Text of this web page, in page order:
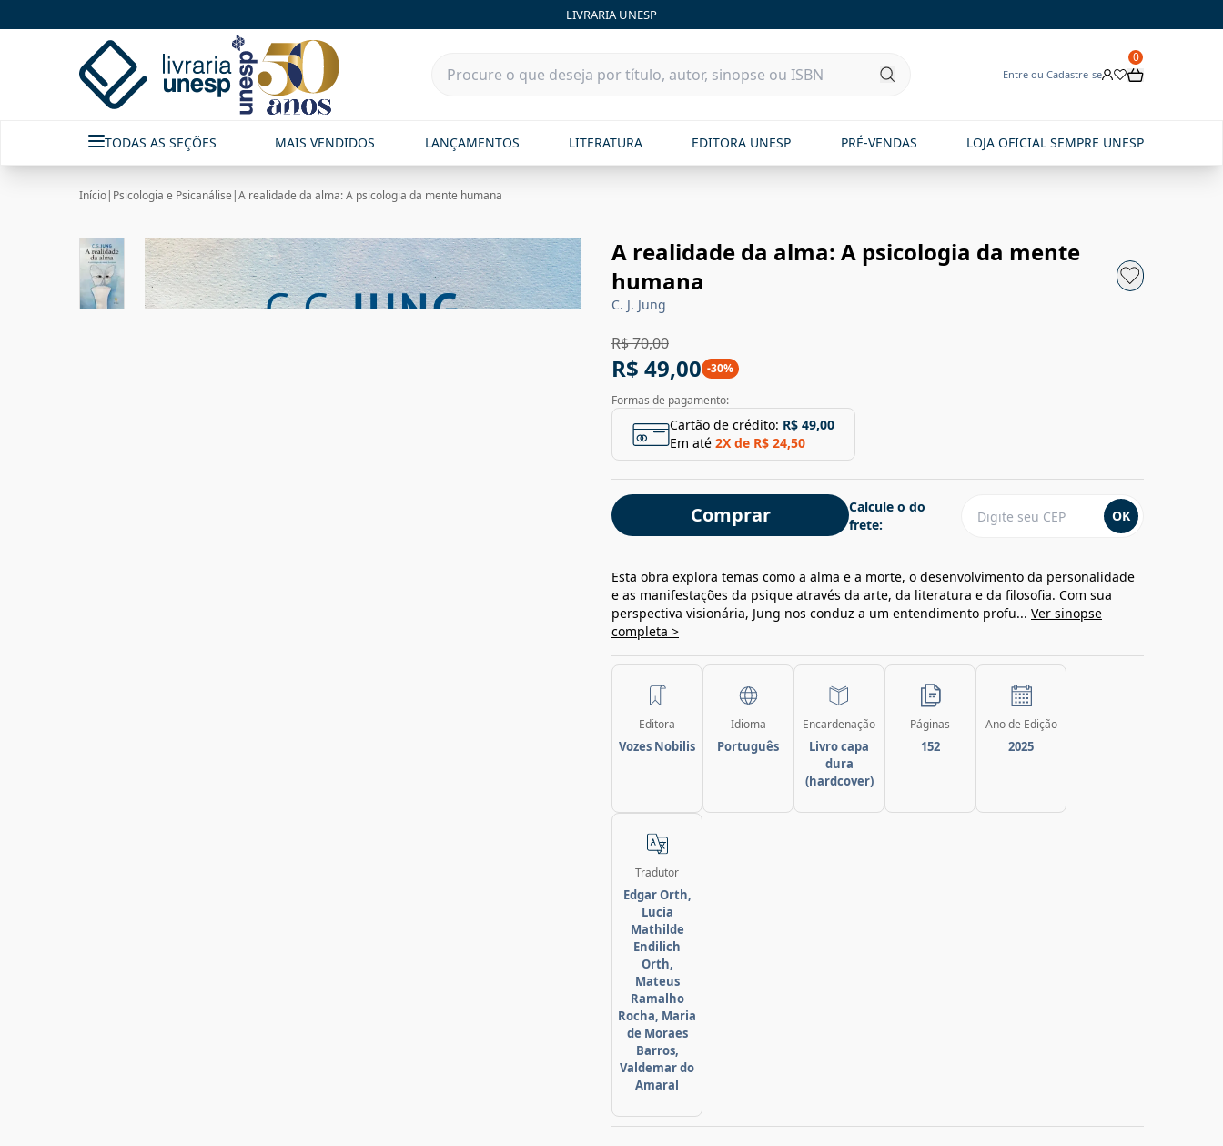
LIVRARIA UNESP
Entre ou Cadastre-se
0
TODAS AS SEÇÕES MAIS VENDIDOS LANÇAMENTOS LITERATURA EDITORA UNESP PRÉ-VENDAS LOJA OFICIAL SEMPRE UNESP
Início| Psicologia e Psicanálise |A realidade da alma: A psicologia da mente humana
A realidade da alma: A psicologia da mente
humana
C. J. Jung
R$ 70,00
R$ 49,00 -30%
Formas de pagamento:
Cartão de crédito: R$ 49,00
Em até 2X de R$ 24,50
Comprar
Calcule o do
frete:
OK
Esta obra explora temas como a alma e a morte, o desenvolvimento da personalidade
e as manifestações da psique através da arte, da literatura e da filosofia. Com sua
perspectiva visionária, Jung nos conduz a um entendimento profu... Ver sinopse
completa >
Editora
Vozes Nobilis
Idioma
Português
Encardenação
Livro capa
dura
(hardcover)
Páginas
152
Ano de Edição
2025
Tradutor
Edgar Orth,
Lucia
Mathilde
Endilich
Orth,
Mateus
Ramalho
Rocha, Maria
de Moraes
Barros,
Valdemar do
Amaral